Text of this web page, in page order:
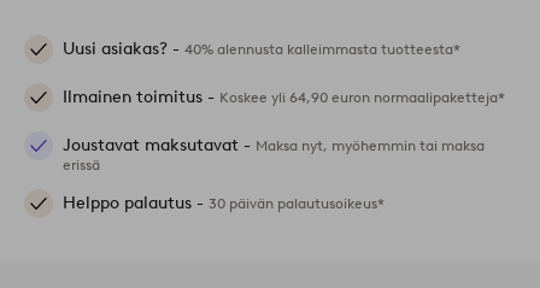
Uusi asiakas? - 40% alennusta kalleimmasta tuotteesta*
Ilmainen toimitus - Koskee yli 64,90 euron normaalipaketteja*
Joustavat maksutavat - Maksa nyt, myöhemmin tai maksa
erissä
Helppo palautus - 30 päivän palautusoikeus*